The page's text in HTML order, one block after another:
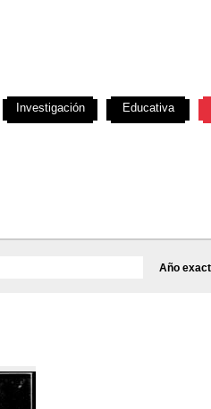
Año
Investigación Educativa